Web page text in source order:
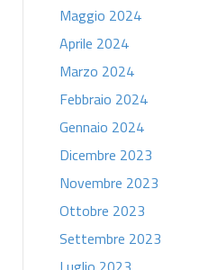
Maggio 2024
Aprile 2024
Marzo 2024
Febbraio 2024
Gennaio 2024
Dicembre 2023
Novembre 2023
Ottobre 2023
Settembre 2023